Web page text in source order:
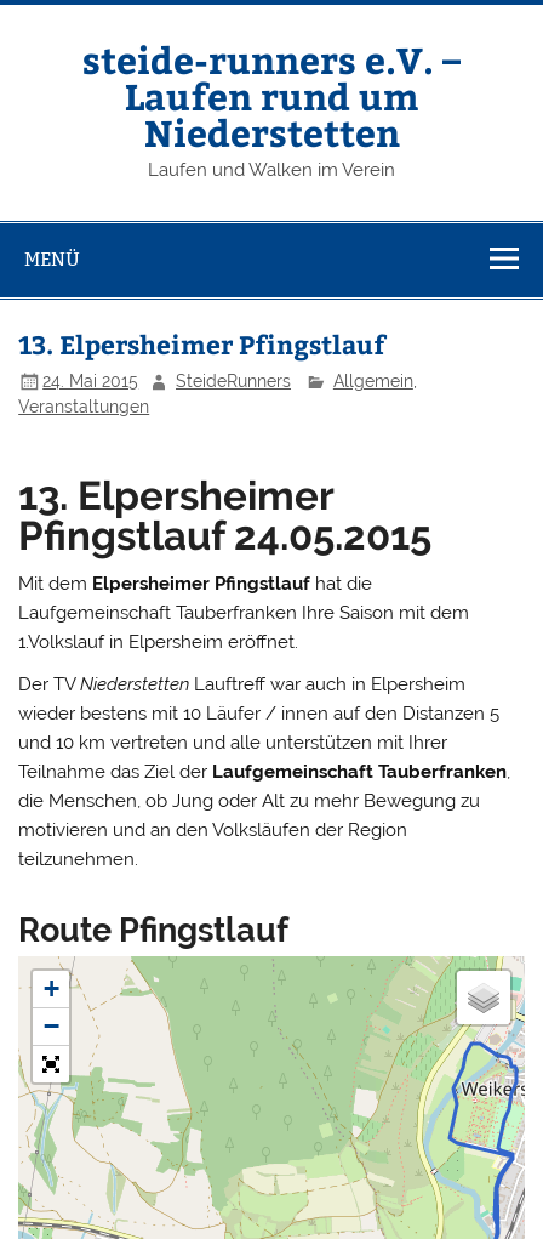
Zum
steide-runners e.V. –
Laufen rund um
Niederstetten
Laufen und Walken im Verein
MENÜ
13. Elpersheimer Pfingstlauf
24. Mai 2015 SteideRunners Allgemein,
Veranstaltungen
13. Elpersheimer
Pfingstlauf 24.05.2015
Mit dem Elpersheimer Pfingstlauf hat die
Laufgemeinschaft Tauberfranken Ihre Saison mit dem
1.Volkslauf in Elpersheim eröffnet.
Der TVNiederstetten Lauftreff war auch in Elpersheim
wieder bestens mit 10 Läufer / innen auf den Distanzen 5
und 10 km vertreten und alle unterstützen mit Ihrer
Teilnahme das Ziel der Laufgemeinschaft Tauberfranken,
die Menschen, ob Jung oder Alt zu mehr Bewegung zu
motivieren und an den Volksläufen der Region
teilzunehmen.
Route Pfingstlauf
+
−